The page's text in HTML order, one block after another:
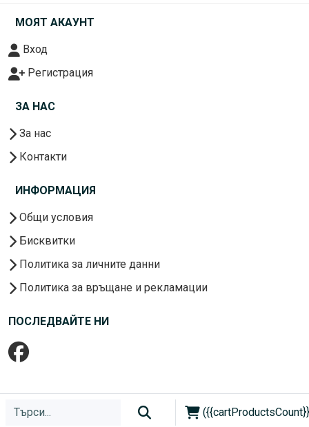
МОЯТ АКАУНТ
Вход
Регистрация
ЗА НАС
За нас
Контакти
ИНФОРМАЦИЯ
Общи условия
Бисквитки
Политика за личните данни
Политика за връщане и рекламации
ПОСЛЕДВАЙТЕ НИ
Copyright © 2026. Всички права запазени